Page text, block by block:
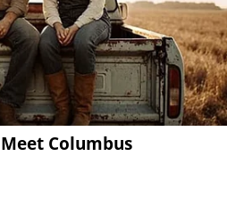
Columbus